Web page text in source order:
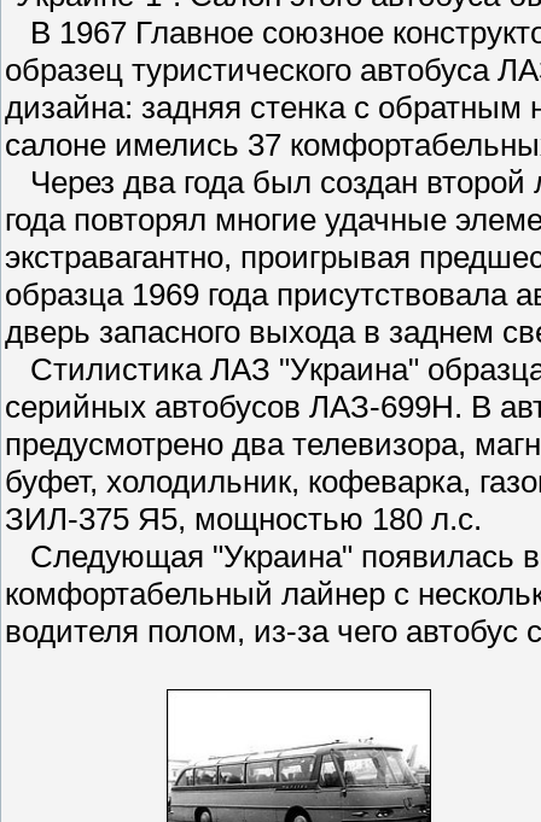
В 1967 Главное союзное
образец туристического автобуса
дизайна: задняя стенка с
салоне имелись 37
Через два года был создан
года повторял многие удачные
экстравагантно, проигрывая
образца 1969 года присутствовала
дверь запасного выхода в заднем
Стилистика ЛАЗ "Украина"
серийных автобусов ЛАЗ-699Н. В
предусмотрено два телевизора,
буфет, холодильник, кофеварка,
ЗИЛ-375 Я5, мощностью 180 л.с.
Следующая "Украина" появилась
комфортабельный лайнер с
водителя полом, из-за чего